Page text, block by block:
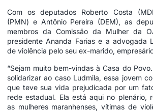
Com os deputados Roberto Costa
(PMN) e Antônio Pereira (DEM), as
membros da Comissão da Mulher da
presidente Ananda Farias e a advogada
de violência pelo seu ex-marido,
“Sejam muito bem-vindas à Casa do
solidarizar ao caso Ludmila, essa jovem
que teve sua vida prejudicada por um
rede estadual. Ela está aqui no plenário,
as mulheres maranhenses, vítimas de